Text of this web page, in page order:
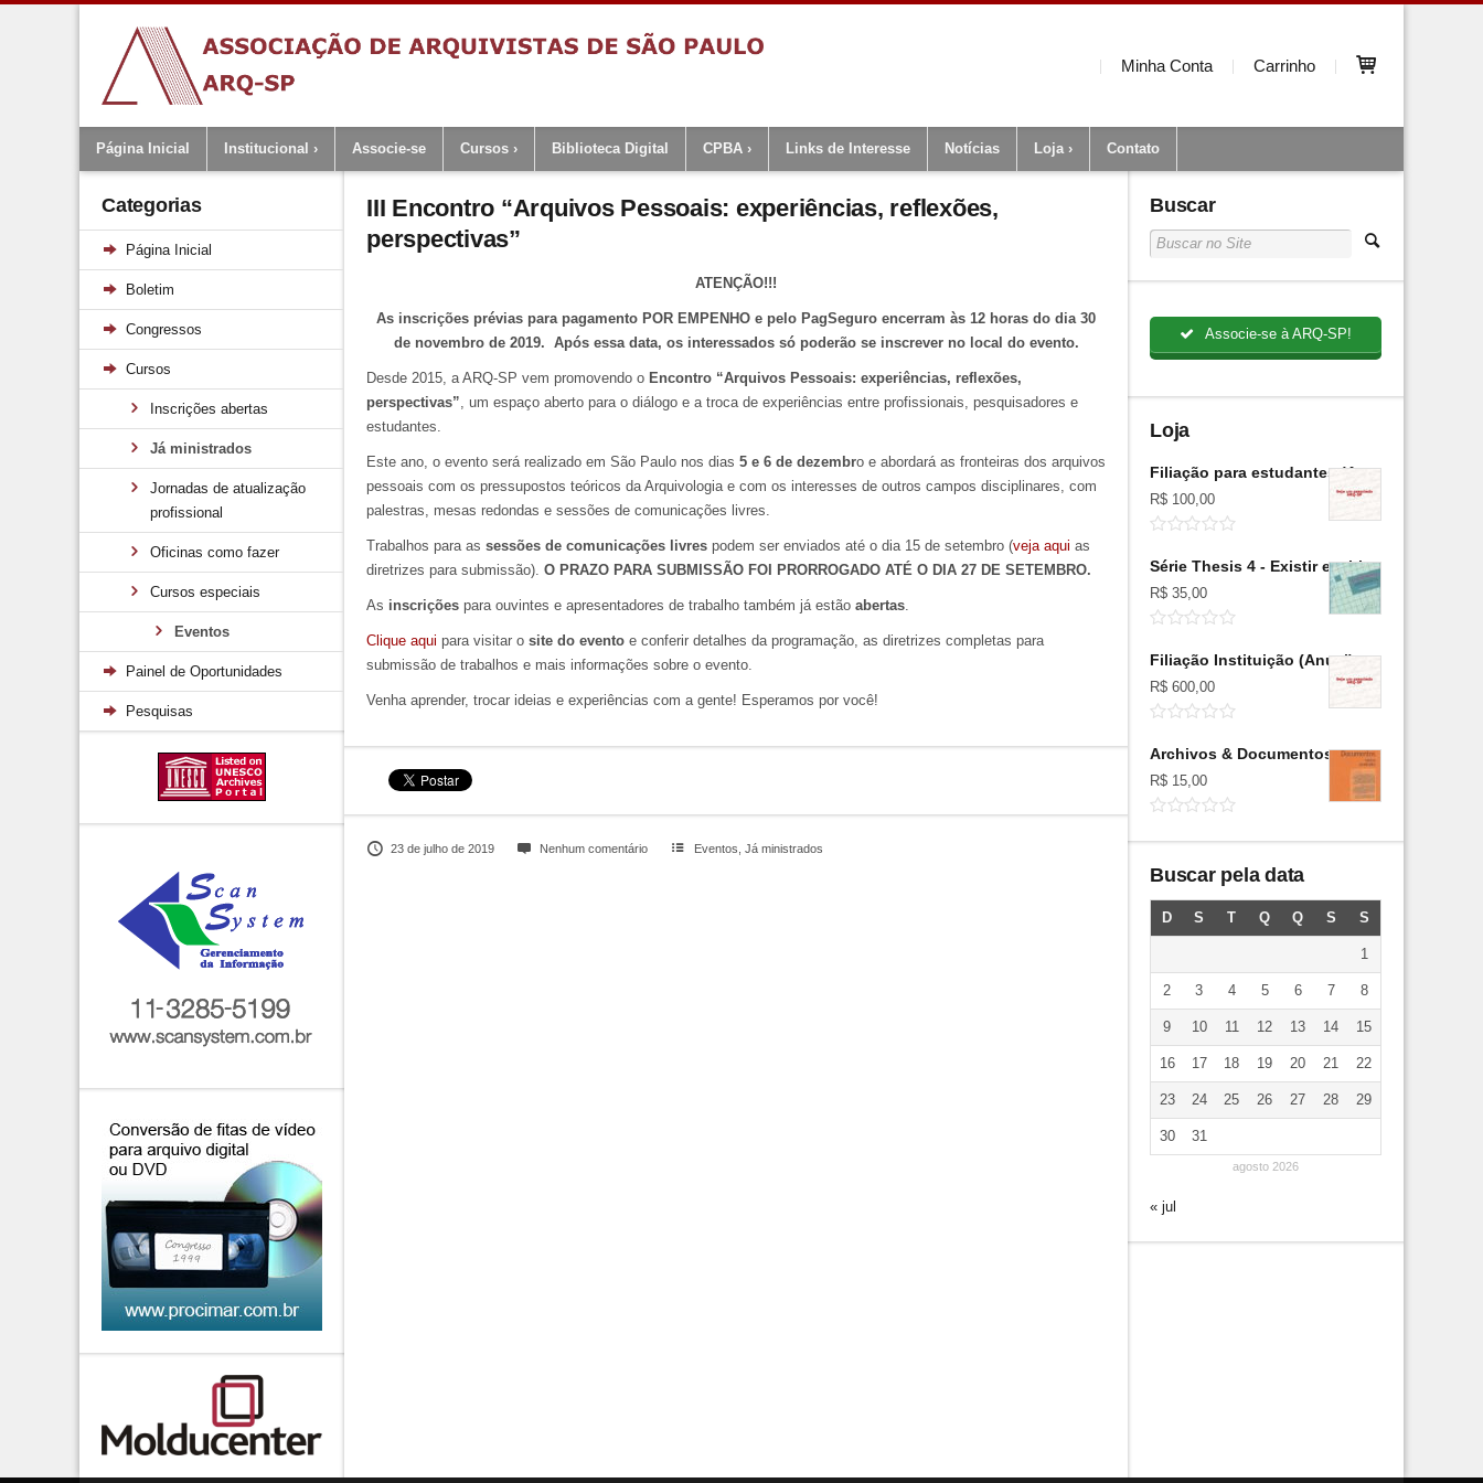
Minha Conta Carrinho
Página Inicial Institucional Associe-se Cursos Biblioteca Digital CPBA Links de Interesse Notícias Loja Contato
Categorias
Página Inicial
Boletim
Congressos
Cursos
Inscrições abertas
Já ministrados
Jornadas de atualização
profissional
Oficinas como fazer
Cursos especiais
Eventos
Painel de Oportunidades
Pesquisas
III Encontro “Arquivos Pessoais: experiências, reflexões,
perspectivas”
ATENÇÃO!!!
As inscrições prévias para pagamento POR EMPENHO e pelo PagSeguro encerram às 12 horas do dia 30
de novembro de 2019. Após essa data, os interessados só poderão se inscrever no local do evento.
Desde 2015, a ARQ-SP vem promovendo o Encontro “Arquivos Pessoais: experiências, reflexões,
perspectivas” , um espaço aberto para o diálogo e a troca de experiências entre profissionais, pesquisadores e
estudantes.
Este ano, o evento será realizado em São Paulo nos dias 5 e 6 de dezembro e abordará as fronteiras dos arquivos
pessoais com os pressupostos teóricos da Arquivologia e com os interesses de outros campos disciplinares, com
palestras, mesas redondas e sessões de comunicações livres.
Trabalhos para as sessões de comunicações livres podem ser enviados até o dia 15 de setembro (veja aqui as
diretrizes para submissão). O PRAZO PARA SUBMISSÃO FOI PRORROGADO ATÉ O DIA 27 DE SETEMBRO.
As inscrições para ouvintes e apresentadores de trabalho também já estão abertas
Clique aqui para visitar o site do evento e conferir detalhes da programação, as diretrizes completas para
submissão de trabalhos e mais informações sobre o evento.
Venha aprender, trocar ideias e experiências com a gente! Esperamos por você!
23 de julho de 2019 Nenhum comentário Eventos Já ministrados
Buscar
Associe-se à ARQ-SP!
Loja
Filiação para estudantes (Anual)
R$ 100,00
Série Thesis 4 - Existir em bits
R$ 35,00
Filiação Instituição (Anual)
R$ 600,00
Archivos & Documentos: textos seminales
R$ 15,00
Buscar pela data
agosto 2026
D S T Q Q S S
1
2 3 4 5 6 7 8
9 10 11 12 13 14 15
16 17 18 19 20 21 22
23 24 25 26 27 28 29
30 31
« jul